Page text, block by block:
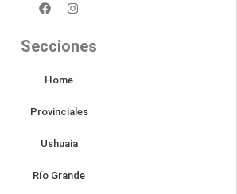
a
b
k
n
a
a
Secciones
Home
Provinciales
Ushuaia
Río Grande